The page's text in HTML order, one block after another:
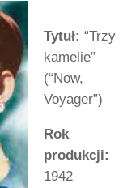
Tytuł: “Trzy
kamelie”
(“Now,
Voyager”)
Rok
produkcji:
1942